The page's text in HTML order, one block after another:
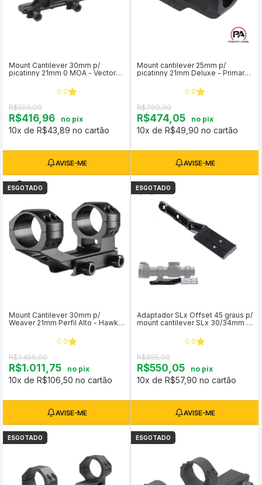
Mount Cantilever 30mm p/
picatinny 21mm 0 MOA - Vector
0.0
R$559,00
R$416,96 no pix
10x de R$43,89 no cartão
Mount cantilever 25mm p/
picatinny 21mm Deluxe - Primary
0.0
R$799,00
R$474,05 no pix
10x de R$49,90 no cartão
ESGOTADO
Mount Cantilever 30mm p/
Weaver 21mm Perfil Alto - Hawke
0.0
R$1.459,00
R$1.011,75 no pix
10x de R$106,50 no cartão
ESGOTADO
Adaptador SLx Offset 45 graus p/
mount cantilever SLx 30/34mm -
0.0
R$655,00
R$550,05 no pix
10x de R$57,90 no cartão
ESGOTADO ESGOTADO